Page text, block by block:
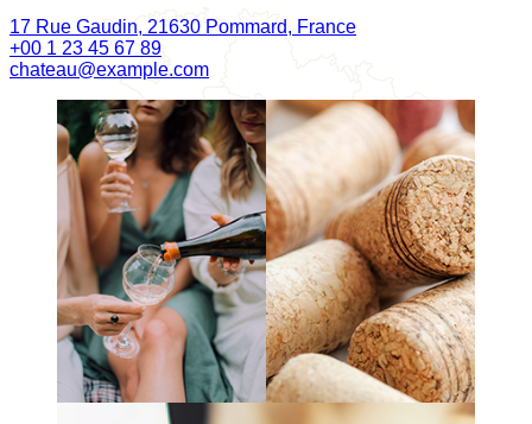
17 Rue Gaudin, 21630 Pommard, France
+00 1 23 45 67 89
chateau@example.com